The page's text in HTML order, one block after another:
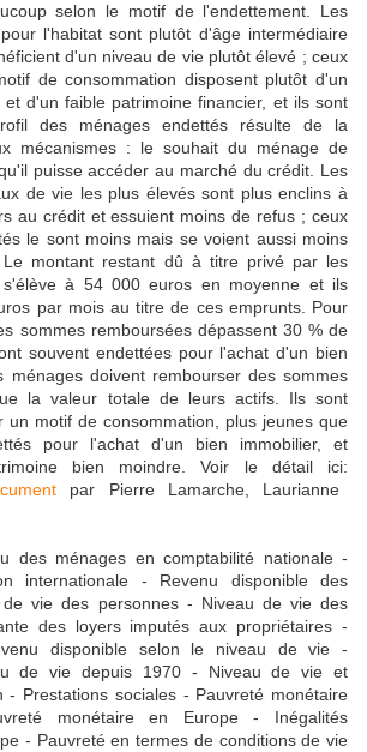
selon le motif de l'endettement. Les
l'habitat sont plutôt d'âge intermédiaire
d'un niveau de vie plutôt élevé ; ceux
de consommation disposent plutôt d'un
d'un faible patrimoine financier, et ils sont
des ménages endettés résulte de la
mécanismes : le souhait du ménage de
puisse accéder au marché du crédit. Les
de vie les plus élevés sont plus enclins à
au crédit et essuient moins de refus ; ceux
le sont moins mais se voient aussi moins
montant restant dû à titre privé par les
s'élève à 54 000 euros en moyenne et ils
par mois au titre de ces emprunts. Pour
sommes remboursées dépassent 30 % de
souvent endettées pour l'achat d'un bien
ménages doivent rembourser des sommes
la valeur totale de leurs actifs. Ils sont
un motif de consommation, plus jeunes que
pour l'achat d'un bien immobilier, et
bien moindre.Voir le détail ici:
par Pierre Lamarche, Laurianne
des ménages en comptabilité nationale -
internationale - Revenu disponible des
vie des personnes - Niveau de vie des
des loyers imputés aux propriétaires -
disponible selon le niveau de vie -
de vie depuis 1970 - Niveau de vie et
- Prestations sociales - Pauvreté monétaire
monétaire en Europe - Inégalités
- Pauvreté en termes de conditions de vie